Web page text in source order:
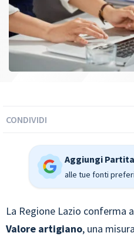
CONDIVIDI
Aggiungi
alle tue fonti
La Regione Lazio conferma
Valore artigiano, una